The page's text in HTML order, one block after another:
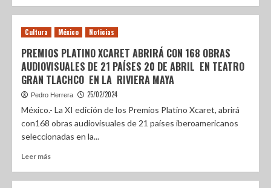
Cultura México Noticias
PREMIOS PLATINO XCARET ABRIRÁ CON 168 OBRAS
AUDIOVISUALES DE 21 PAÍSES 20 DE ABRIL EN TEATRO
GRAN TLACHCO EN LA RIVIERA MAYA
Pedro Herrera 25/02/2024
México.- La XI edición de los Premios Platino Xcaret, abrirá
con168 obras audiovisuales de 21 países iberoamericanos
seleccionadas en la...
Leer más